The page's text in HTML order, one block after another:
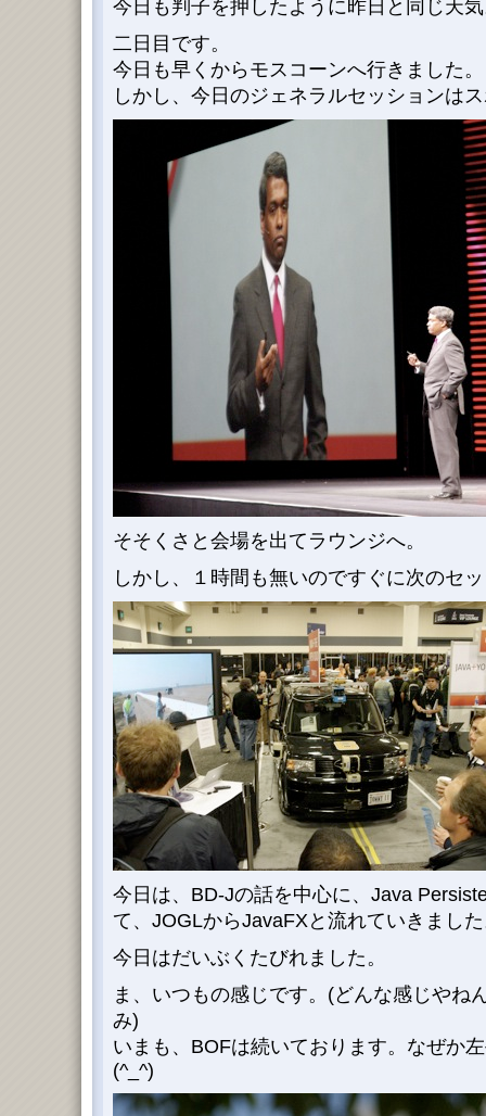
今日も判子を押したように昨日と同じ天
二日目です。
今日も早くからモスコーンへ行きました。
しかし、今日のジェネラルセッションは
そそくさと会場を出てラウンジへ。
しかし、１時間も無いのですぐに次のセ
今日は、BD-Jの話を中心に、Java
て、JOGLからJavaFXと流れていきまし
今日はだいぶくたびれました。
ま、いつもの感じです。(どんな感じやね
み)
いまも、BOFは続いております。なぜか
(^_^)